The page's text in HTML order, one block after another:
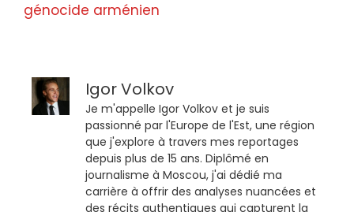
génocide arménien
Igor Volkov
Je m'appelle Igor Volkov et je suis
passionné par l'Europe de l'Est, une région
que j'explore à travers mes reportages
depuis plus de 15 ans. Diplômé en
journalisme à Moscou, j'ai dédié ma
carrière à offrir des analyses nuancées et
des récits authentiques qui capturent la